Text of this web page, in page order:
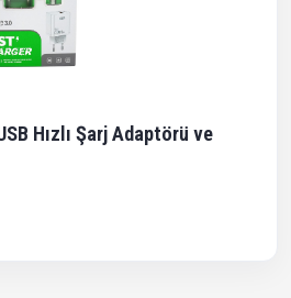
Hızlı Şarj Adaptörü ve